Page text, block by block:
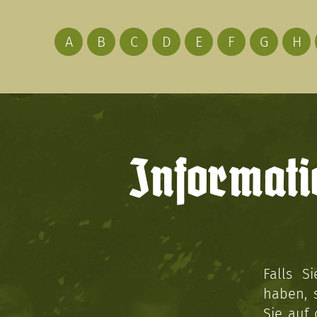
A B C D E F G H
Falls
haben,
Sie auf